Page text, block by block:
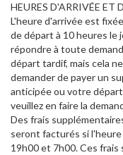
HEURES D'ARRIVÉE ET
L'heure d'arrivée est
de départ à 10 heures le
répondre à toute
départ tardif, mais cela
demander de payer un
anticipée ou votre
veuillez en faire la
Des frais
seront facturés si
19h00 et 7h00. Ces frais